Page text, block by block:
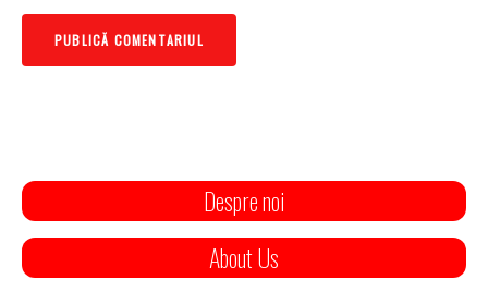
Despre noi
About Us